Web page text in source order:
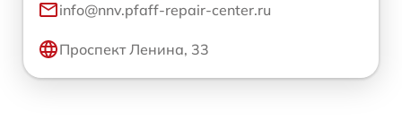
info@nnv.pfaff-repair-center.ru
Проспект Ленина, 33